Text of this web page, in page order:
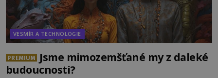
VESMÍR A TECHNOLOGIE
PREMIUM
Jsme mimozemšťané my z daleké
budoucnosti?